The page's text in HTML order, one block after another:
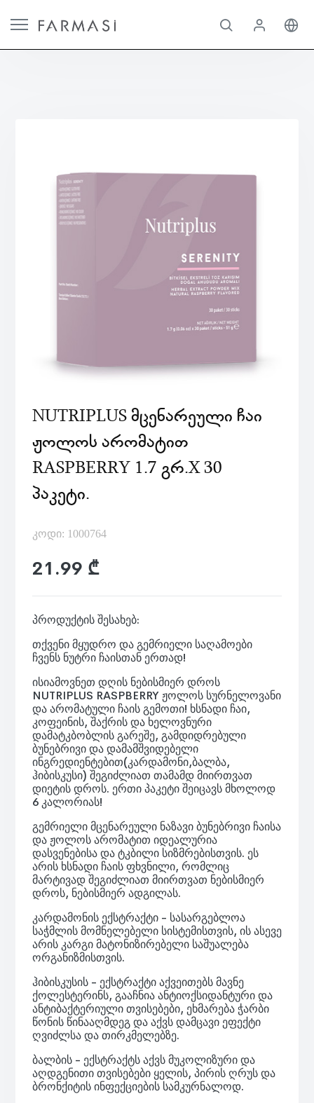
NUTRIPLUS ᲛᲪᲔᲜᲐᲠᲔᲣᲚᲘ ᲩᲐᲘ
ᲟᲝᲚᲝᲡ ᲐᲠᲝᲛᲐᲢᲘᲗ
RASPBERRY 1.7 ᲒᲠ.X 30
ᲞᲐᲙᲔᲢᲘ.
კოდი: 1000764
21.99 ₾
პროდუქტის შესახებ:
თქვენი მყუდრო და გემრიელი საღამოები
ჩვენს ნუტრი ჩაისთან ერთად!
ისიამოვნეთ დღის ნებისმიერ დროს
NUTRIPLUS RASPBERRY ჟოლოს სურნელოვანი
და არომატული ჩაის გემოთი! ხსნადი ჩაი,
კოფეინის, შაქრის და ხელოვნური
დამატკბობლის გარეშე, გამდიდრებული
ბუნებრივი და დამამშვიდებელი
ინგრედიენტებით(კარდამონი,ბალბა,
ჰიბისკუსი) შეგიძლიათ თამამდ მიირთვათ
დიეტის დროს. ერთი პაკეტი შეიცავს მხოლოდ
6 კალორიას!
გემრიელი მცენარეული ნაზავი ბუნებრივი ჩაისა
და ჟოლოს არომატით იდეალურია
დასვენებისა და ტკბილი სიზმრებისთვის. ეს
არის ხსნადი ჩაის ფხვნილი, რომლიც
მარტივად შეგიძლიათ მიირთვათ ნებისმიერ
დროს, ნებისმიერ ადგილას.
კარდამონის ექსტრაქტი - სასარგებლოა
საჭმლის მომნელებელი სისტემისთვის, ის ასევე
არის კარგი მატონიზირებელი საშუალება
ორგანიზმისთვის.
ჰიბისკუსის - ექსტრაქტი აქვეითებს მავნე
ქოლესტერინს, გააჩნია ანტიოქსიდანტური და
ანტიბაქტერიული თვისებები, ეხმარება ჭარბი
წონის წინააღმდეგ და აქვს დამცავი ეფექტი
ღვიძლსა და თირკმელებზე.
ბალბის - ექსტრაქტს აქვს მუკოლიზური და
აღდგენითი თვისებები ყელის, პირის ღრუს და
ბრონქიტის ინფექციების სამკურნალოდ.